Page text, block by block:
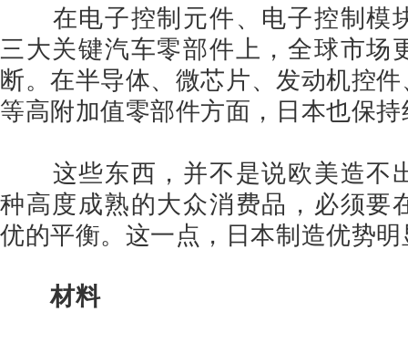
在电子控制元件、电子控制模
三大关键汽车零部件上，全球市场
断。在半导体、微芯片、发动机控
等高附加值零部件方面，日本也保
这些东西，并不是说欧美造不
种高度成熟的大众消费品，必须要
优的平衡。这一点，日本制造优势明
材料